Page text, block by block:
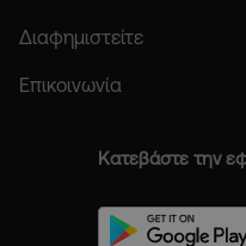
Διαφημιστείτε
Επικοινωνία
Κατεβάστε την